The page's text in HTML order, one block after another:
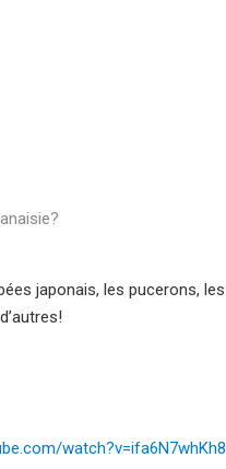
japonais, les pucerons, les
watch?v=ifa6N7whKh8